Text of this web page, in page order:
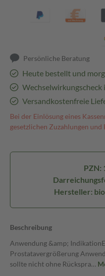
Persönliche Beratung
Heute bestellt und
Wechselwirkungscheck
Versandkostenfreie
Bei der Einlösung eines
gesetzlichen Zuzahlungen und
PZN:
Hersteller:
Beschreibung
Anwendung &amp;
Prostatavergrößerung
sollte nicht ohne Rückspra…